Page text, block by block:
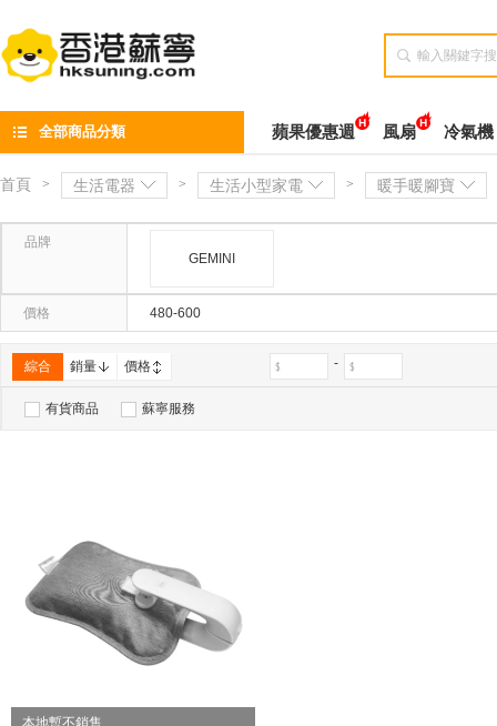

全部商品分類 蘋果優惠週 風扇 冷氣機
首頁 > 生活電器 > 生活小型家電 > 暖手暖腳寶
品牌
GEMINI
價格 480-600
綜合 銷量 價格 -
有貨商品 蘇寧服務
本地暫不銷售